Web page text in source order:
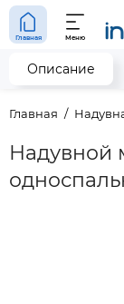
Главная Меню
Главная
Надувной
Описание